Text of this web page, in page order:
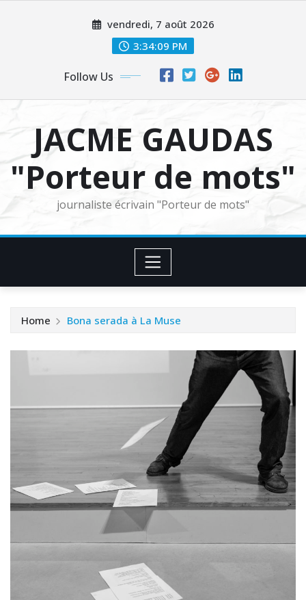
vendredi, 7 août 2026
3:34:11 PM
Follow Us
JACME GAUDAS
"Porteur de mots"
journaliste écrivain "Porteur de mots"
Home Bona serada à La Muse